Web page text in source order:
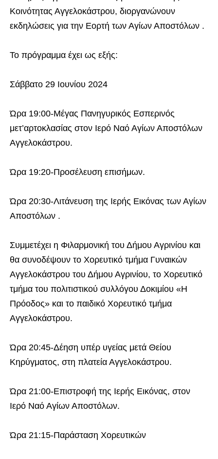
Κοινότητας Αγγελοκάστρου, διοργανώνουν
εκδηλώσεις για την Εορτή των Αγίων Αποστόλων .
Το πρόγραμμα έχει ως εξής:
Σάββατο 29 Ιουνίου 2024
Ώρα 19:00-Μέγας Πανηγυρικός Εσπερινός
μετ’αρτοκλασίας στον Ιερό Ναό Αγίων Αποστόλων
Αγγελοκάστρου.
Ώρα 19:20-Προσέλευση επισήμων.
Ώρα 20:30-Λιτάνευση της Ιερής Εικόνας των Αγίων
Αποστόλων .
Συμμετέχει η Φιλαρμονική του Δήμου Αγρινίου και
θα συνοδέψουν το Χορευτικό τμήμα Γυναικών
Αγγελοκάστρου του Δήμου Αγρινίου, το Χορευτικό
τμήμα του πολιτιστικού συλλόγου Δοκιμίου «Η
Πρόοδος» και το παιδικό Χορευτικό τμήμα
Αγγελοκάστρου.
Ώρα 20:45-Δέηση υπέρ υγείας μετά Θείου
Κηρύγματος, στη πλατεία Αγγελοκάστρου.
Ώρα 21:00-Επιστροφή της Ιερής Εικόνας, στον
Ιερό Ναό Αγίων Αποστόλων.
Ώρα 21:15-Παράσταση Χορευτικών